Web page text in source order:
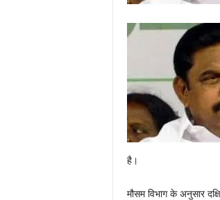
है।
मौसम विभाग के अनुसार